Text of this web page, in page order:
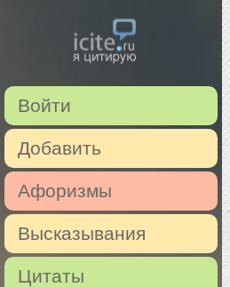
Войти
Добавить
Афоризмы
Высказывания
Цитаты